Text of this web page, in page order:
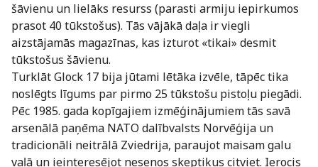
šāvienu un lielāks resurss (parasti armiju iepirkumos
prasot 40 tūkstošus). Tās vājākā daļa ir viegli
aizstājamās magazīnas, kas izturot «tikai» desmit
tūkstošus šāvienu.
Turklāt Glock 17 bija jūtami lētāka izvēle, tāpēc tika
noslēgts līgums par pirmo 25 tūkstošu pistoļu piegādi.
Pēc 1985. gada kopīgajiem izmēģinājumiem tās savā
arsenālā paņēma NATO dalībvalsts Norvēģija un
tradicionāli neitrālā Zviedrija, paraujot maisam galu
vaļā un ieinteresējot nesenos skeptiķus citviet. Ierocis